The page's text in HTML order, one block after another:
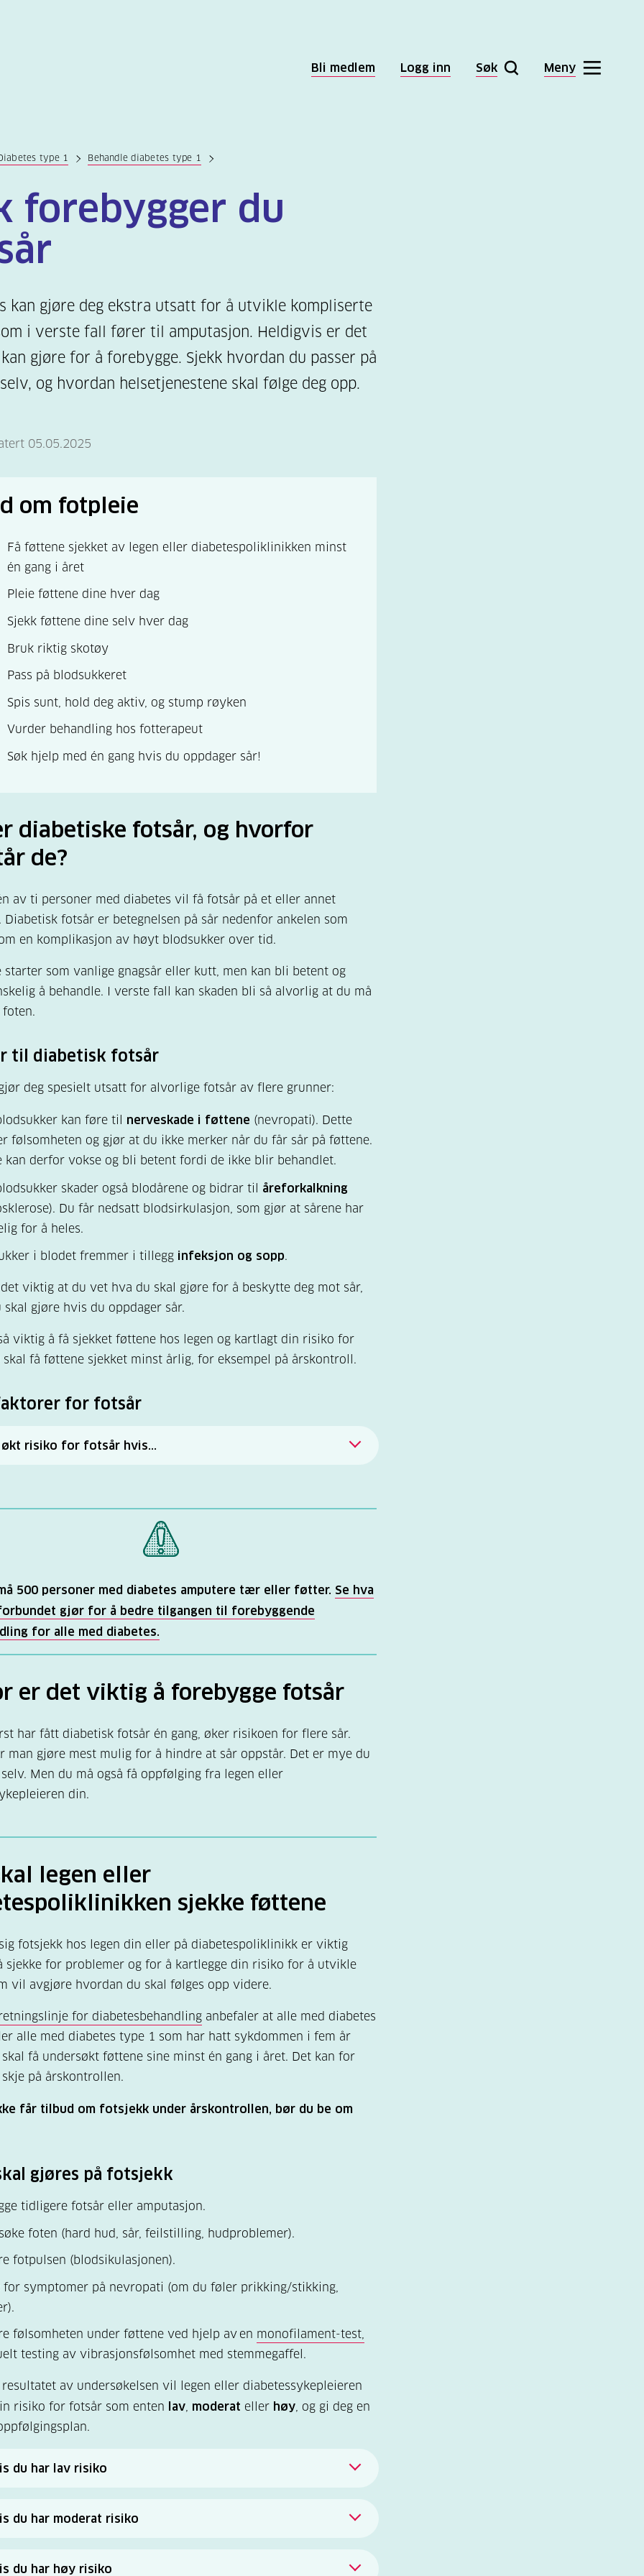
Bli medlem Logg inn Søk Meny
type 1 Behandle diabetes type 1
forebygger du
kan gjøre deg ekstra utsatt for å utvikle kompliserte
i verste fall fører til amputasjon. Heldigvis er det
gjøre for å forebygge. Sjekk hvordan du passer på
og hvordan helsetjenestene skal følge deg opp.
05.05.2025
om fotpleie
Få føttene sjekket av legen eller diabetespoliklinikken minst
én gang i året
Pleie føttene dine hver dag
Sjekk føttene dine selv hver dag
Bruk riktig skotøy
Pass på blodsukkeret
Spis sunt, hold deg aktiv, og stump røyken
Vurder behandling hos fotterapeut
Søk hjelp med én gang hvis du oppdager sår!
diabetiske fotsår, og hvorfor
de?
av ti personer med diabetes vil få fotsår på et eller annet
fotsår er betegnelsen på sår nedenfor ankelen som
en komplikasjon av høyt blodsukker over tid.
starter som vanlige gnagsår eller kutt, men kan bli betent og
å behandle. I verste fall kan skaden bli så alvorlig at du må
foten.
til diabetisk fotsår
deg spesielt utsatt for alvorlige fotsår av flere grunner:
kan føre til nerveskade i føttene (nevropati). Dette
følsomheten og gjør at du ikke merker når du får sår på føttene.
kan derfor vokse og bli betent fordi de ikke blir behandlet.
skader også blodårene og bidrar til åreforkalkning
Du får nedsatt blodsirkulasjon, som gjør at sårene har
for å heles.
i blodet fremmer i tillegg infeksjon og sopp.
viktig at du vet hva du skal gjøre for å beskytte deg mot sår,
skal gjøre hvis du oppdager sår.
viktig å få sjekket føttene hos legen og kartlagt din risiko for
skal få føttene sjekket minst årlig, for eksempel på årskontroll.
for fotsår
økt risiko for fotsår hvis...
nedsatt blodsirkulasjon i føttene
høyt langtidsblodsukker (HbA1c)
hatt diabetes lenge, eller har høy alder
blodkolesterol
blodtrykk
syn
fysisk aktiv
for å sjekke føttene dine selv
gi hevelser i beina, stoffskiftesykdom, alkoholmisbruk eller
av medisiner.
500 personer med diabetes amputere tær eller føtter. Se hva
gjør for å bedre tilgangen til forebyggende
for alle med diabetes.
er det viktig å forebygge fotsår
har fått diabetisk fotsår én gang, øker risikoen for flere sår.
man gjøre mest mulig for å hindre at sår oppstår. Det er mye du
Men du må også få oppfølging fra legen eller
din.
legen eller
sjekke føttene
fotsjekk hos legen din eller på diabetespoliklinikk er viktig
sjekke for problemer og for å kartlegge din risiko for å utvikle
vil avgjøre hvordan du skal følges opp videre.
for diabetesbehandling anbefaler at alle med diabetes
alle med diabetes type 1 som har hatt sykdommen i fem år
få undersøkt føttene sine minst én gang i året. Det kan for
skje på årskontrollen.
får tilbud om fotsjekk under årskontrollen, bør du be om
gjøres på fotsjekk
tidligere fotsår eller amputasjon.
foten (hard hud, sår, feilstilling, hudproblemer).
fotpulsen (blodsikulasjonen).
for symptomer på nevropati (om du føler prikking/stikking,
følsomheten under føttene ved hjelp av en monofilament-test,
testing av vibrasjonsfølsomhet med stemmegaffel.
resultatet av undersøkelsen vil legen eller diabetessykepleieren
risiko for fotsår som enten
lav, moderat eller høy, og gi deg en
du har lav risiko
du har moderat risiko
anbefales at du selv sjekker føttene dine regelmessig og går
du har høy risiko